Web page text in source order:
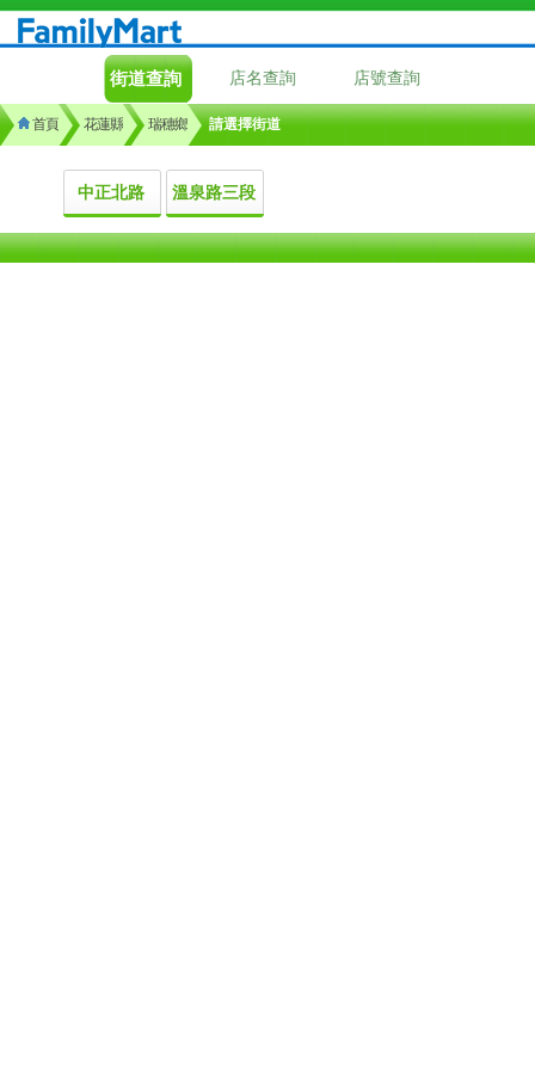
街道查詢 店名查詢 店號查詢
首頁 花蓮縣 瑞穗鄉 請選擇街道
中正北路 溫泉路三段